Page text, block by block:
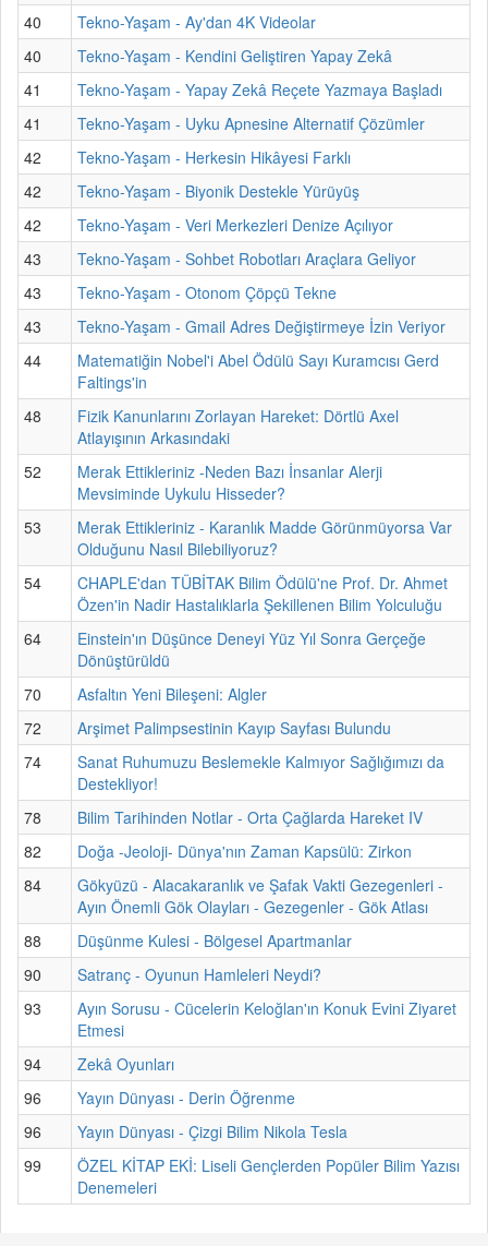
40
Tekno-Yaşam - Ay'dan 4K Videolar
40
Tekno-Yaşam - Kendini Geliştiren Yapay Zekâ
41
Tekno-Yaşam - Yapay Zekâ Reçete Yazmaya Başladı
41
Tekno-Yaşam - Uyku Apnesine Alternatif Çözümler
42
Tekno-Yaşam - Herkesin Hikâyesi Farklı
42
Tekno-Yaşam - Biyonik Destekle Yürüyüş
42
Tekno-Yaşam - Veri Merkezleri Denize Açılıyor
43
Tekno-Yaşam - Sohbet Robotları Araçlara Geliyor
43
Tekno-Yaşam - Otonom Çöpçü Tekne
43
Tekno-Yaşam - Gmail Adres Değiştirmeye İzin Veriyor
44
Matematiğin Nobel'i Abel Ödülü Sayı Kuramcısı Gerd
Faltings'in
48
Fizik Kanunlarını Zorlayan Hareket: Dörtlü Axel
Atlayışının Arkasındaki
52
Merak Ettikleriniz -Neden Bazı İnsanlar Alerji
Mevsiminde Uykulu Hisseder?
53
Merak Ettikleriniz - Karanlık Madde Görünmüyorsa Var
Olduğunu Nasıl Bilebiliyoruz?
54
CHAPLE'dan TÜBİTAK Bilim Ödülü'ne Prof. Dr. Ahmet
Özen'in Nadir Hastalıklarla Şekillenen Bilim Yolculuğu
64
Einstein'ın Düşünce Deneyi Yüz Yıl Sonra Gerçeğe
Dönüştürüldü
70
Asfaltın Yeni Bileşeni: Algler
72
Arşimet Palimpsestinin Kayıp Sayfası Bulundu
74
Sanat Ruhumuzu Beslemekle Kalmıyor Sağlığımızı da
Destekliyor!
78
Bilim Tarihinden Notlar - Orta Çağlarda Hareket IV
82
Doğa -Jeoloji- Dünya'nın Zaman Kapsülü: Zirkon
84
Gökyüzü - Alacakaranlık ve Şafak Vakti Gezegenleri -
Ayın Önemli Gök Olayları - Gezegenler - Gök Atlası
88
Düşünme Kulesi - Bölgesel Apartmanlar
90
Satranç - Oyunun Hamleleri Neydi?
93
Ayın Sorusu - Cücelerin Keloğlan'ın Konuk Evini Ziyaret
Etmesi
94
Zekâ Oyunları
96
Yayın Dünyası - Derin Öğrenme
96
Yayın Dünyası - Çizgi Bilim Nikola Tesla
99
ÖZEL KİTAP EKİ: Liseli Gençlerden Popüler Bilim Yazısı
Denemeleri